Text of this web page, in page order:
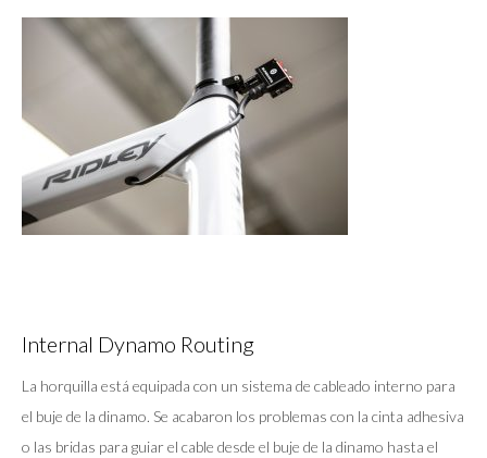
Internal Dynamo Routing
La horquilla está equipada con un sistema de cableado interno para
el buje de la dinamo. Se acabaron los problemas con la cinta adhesiva
o las bridas para guiar el cable desde el buje de la dinamo hasta el